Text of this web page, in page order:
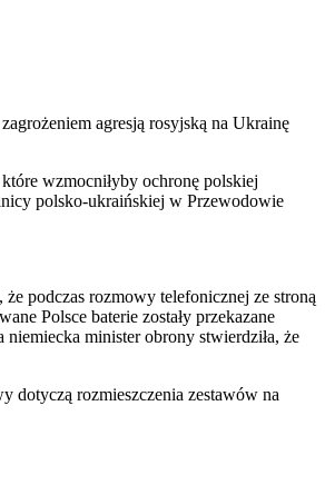
agresją rosyjską na Ukrainę
wzmocniłyby ochronę polskiej
polsko-ukraińskiej w Przewodowie
podczas rozmowy telefonicznej ze stroną
Polsce baterie zostały przekazane
minister obrony stwierdziła, że
dotyczą rozmieszczenia zestawów na